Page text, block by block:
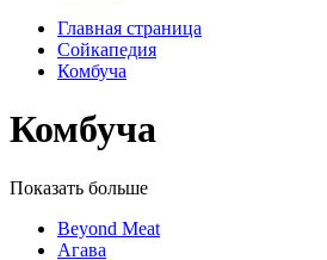
Главная страница
Сойкапедия
Комбуча
Комбуча
Показать больше
Beyond Meat
Агава